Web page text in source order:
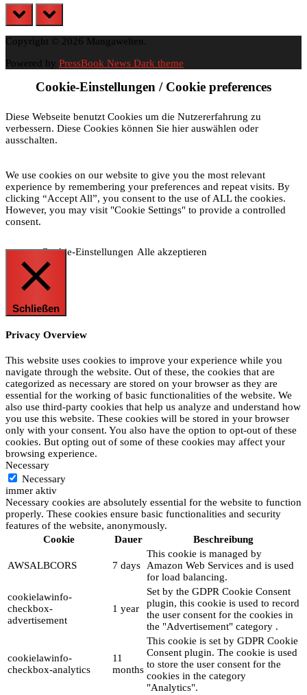
prev next
Copyright © 2026 Mangawelten.
Powered by PressBook News Dark theme
Cookie-Einstellungen / Cookie preferences
Diese Webseite benutzt Cookies um die Nutzererfahrung zu
verbessern. Diese Cookies können Sie hier auswählen oder
ausschalten.
We use cookies on our website to give you the most relevant
experience by remembering your preferences and repeat visits. By
clicking “Accept All”, you consent to the use of ALL the cookies.
However, you may visit "Cookie Settings" to provide a controlled
consent.
Cookie-Einstellungen Alle akzeptieren
Schließen
Privacy Overview
This website uses cookies to improve your experience while you
navigate through the website. Out of these, the cookies that are
categorized as necessary are stored on your browser as they are
essential for the working of basic functionalities of the website. We
also use third-party cookies that help us analyze and understand how
you use this website. These cookies will be stored in your browser
only with your consent. You also have the option to opt-out of these
cookies. But opting out of some of these cookies may affect your
browsing experience.
Necessary
Necessary
immer aktiv
Necessary cookies are absolutely essential for the website to function
properly. These cookies ensure basic functionalities and security
features of the website, anonymously.
Cookie
Dauer Beschreibung
AWSALBCORS 7 days
This cookie is managed by
Amazon Web Services and is used
for load balancing.
cookielawinfo-
checkbox-
advertisement
1 year
Set by the GDPR Cookie Consent
plugin, this cookie is used to record
the user consent for the cookies in
the "Advertisement" category .
cookielawinfo-
checkbox-analytics
11
months
This cookie is set by GDPR Cookie
Consent plugin. The cookie is used
to store the user consent for the
cookies in the category
"Analytics".